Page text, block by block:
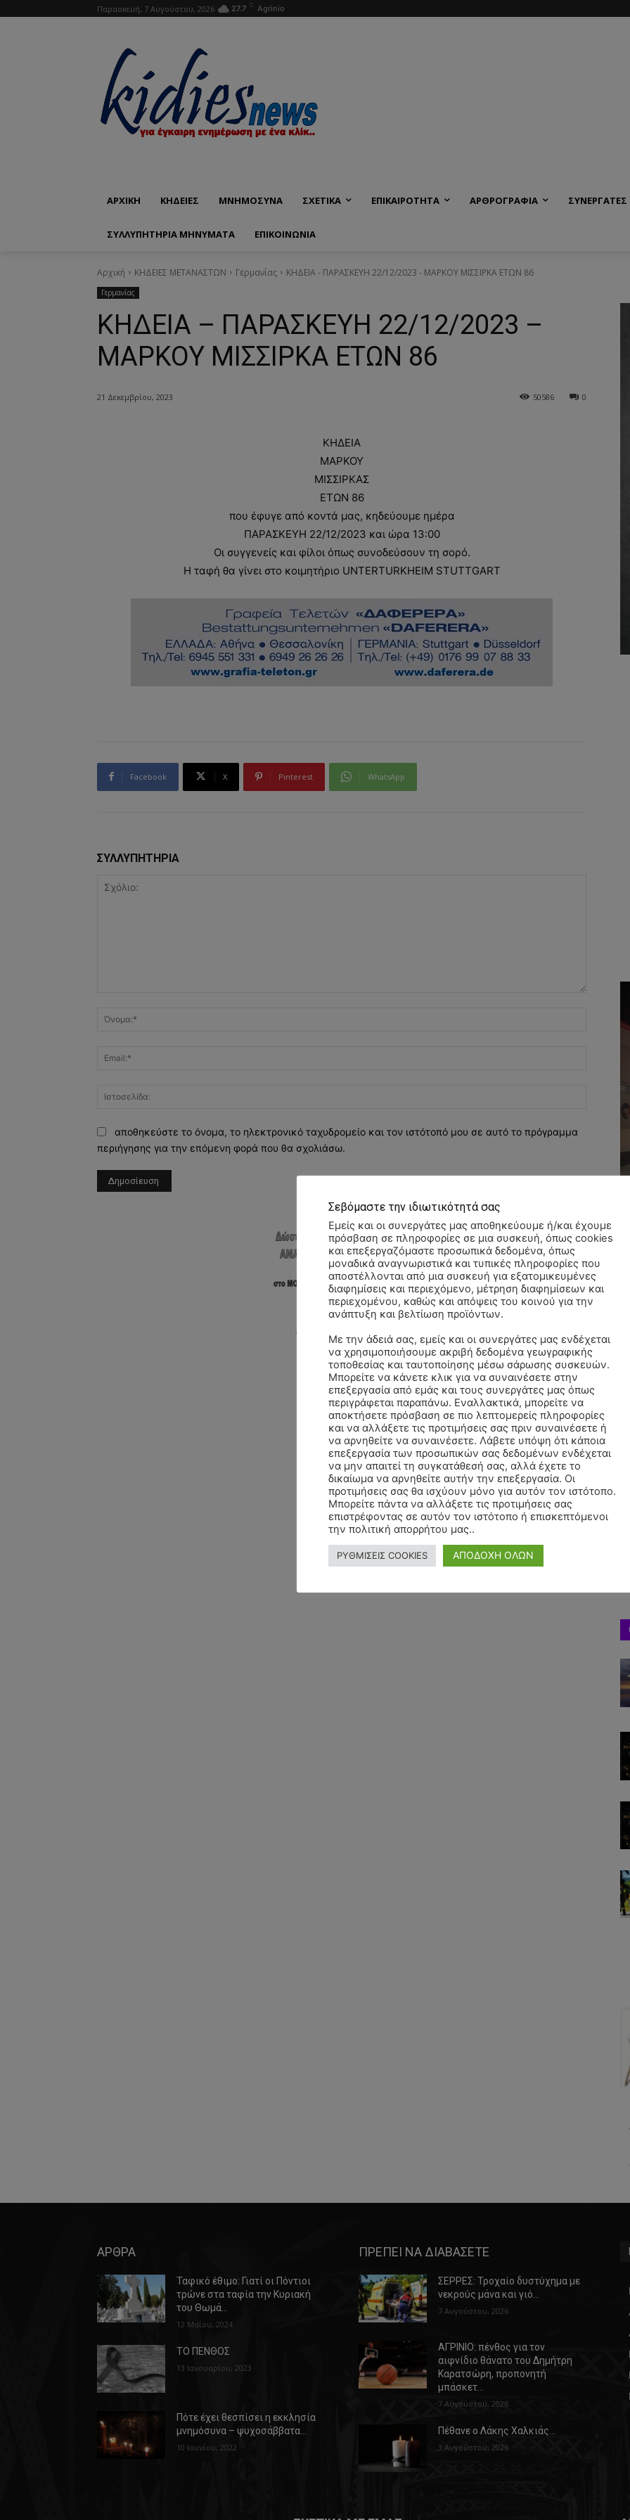
Παρασκευή, 7 Αυγούστου, 2026 27.7 C Agrinio
ΑΡΧΙΚΗ ΚΗΔΕΙΕΣ ΜΝΗΜΟΣΥΝΑ ΣΧΕΤΙΚΑ ΕΠΙΚΑΙΡΟΤΗΤΑ ΑΡΘΡΟΓΡΑΦΙΑ ΣΥΝΕΡΓΑΤΕΣ
ΣΥΛΛΥΠΗΤΗΡΙΑ ΜΗΝΥΜΑΤΑ ΕΠΙΚΟΙΝΩΝΊΑ
Αρχική ΚΗΔΕΙΕΣ ΜΕΤΑΝΑΣΤΩΝ Γερμανίας ΚΗΔΕΙΑ - ΠΑΡΑΣΚΕΥΗ 22/12/2023 - ΜΑΡΚΟΥ ΜΙΣΣΙΡΚΑ ΕΤΩΝ 86
Γερμανίας
ΚΗΔΕΙΑ – ΠΑΡΑΣΚΕΥΗ 22/12/2023 –
ΜΑΡΚΟΥ ΜΙΣΣΙΡΚΑ ΕΤΩΝ 86
21 Δεκεμβρίου, 2023 0
50586
ΚΗΔΕΙΑ
ΜΑΡΚΟΥ
ΜΙΣΣΙΡΚΑΣ
ΕΤΩΝ 86
που έφυγε από κοντά μας, κηδεύουμε ημέρα
ΠΑΡΑΣΚΕΥΗ 22/12/2023 και ώρα 13:00
Οι συγγενείς και φίλοι όπως συνοδεύσουν τη σορό.
Η ταφή θα γίνει στο κοιμητήριο UNTERTURKHEIM STUTTGART
Facebook X Pinterest WhatsApp
ΣΥΛΛΥΠΗΤΗΡΙΑ
αποθηκεύστε το όνομα, το ηλεκτρονικό ταχυδρομείο και τον ιστότοπό μου σε αυτό το πρόγραμμα
περιήγησης για την επόμενη φορά που θα σχολιάσω.
ΑΡΘΡΑ
Ταφικό έθιμο: Γιατί οι Πόντιοι
τρώνε στα ταφία την Κυριακή
του Θωμά…
12 Μαΐου, 2024
ΤΟ ΠΕΝΘΟΣ
13 Ιανουαρίου, 2023
Πότε έχει θεσπίσει η εκκλησία
μνημόσυνα – ψυχοσάββατα…
10 Ιουνίου, 2022
ΠΡΕΠΕΙ ΝΑ ΔΙΑΒΑΣΕΤΕ
ΣΕΡΡΕΣ: Τροχαίο δυστύχημα με
νεκρούς μάνα και γιό…
7 Αυγούστου, 2026
ΑΓΡΙΝΙΟ: πένθος για τον
αιφνίδιο θάνατο του Δημήτρη
Καρατσώρη, προπονητή
μπάσκετ…
7 Αυγούστου, 2026
Πέθανε ο Λάκης Χαλκιάς…
3 Αυγούστου, 2026
Σεβόμαστε την ιδιωτικότητά σας
Εμείς και οι συνεργάτες μας αποθηκεύουμε ή/και έχουμε
πρόσβαση σε πληροφορίες σε μια συσκευή, όπως cookies
και επεξεργαζόμαστε προσωπικά δεδομένα, όπως
μοναδικά αναγνωριστικά και τυπικές πληροφορίες που
αποστέλλονται από μια συσκευή για εξατομικευμένες
διαφημίσεις και περιεχόμενο, μέτρηση διαφημίσεων και
περιεχομένου, καθώς και απόψεις του κοινού για την
ανάπτυξη και βελτίωση προϊόντων.
Με την άδειά σας, εμείς και οι συνεργάτες μας ενδέχεται
να χρησιμοποιήσουμε ακριβή δεδομένα γεωγραφικής
τοποθεσίας και ταυτοποίησης μέσω σάρωσης συσκευών.
Μπορείτε να κάνετε κλικ για να συναινέσετε στην
επεξεργασία από εμάς και τους συνεργάτες μας όπως
περιγράφεται παραπάνω. Εναλλακτικά, μπορείτε να
αποκτήσετε πρόσβαση σε πιο λεπτομερείς πληροφορίες
και να αλλάξετε τις προτιμήσεις σας πριν συναινέσετε ή
να αρνηθείτε να συναινέσετε. Λάβετε υπόψη ότι κάποια
επεξεργασία των προσωπικών σας δεδομένων ενδέχεται
να μην απαιτεί τη συγκατάθεσή σας, αλλά έχετε το
δικαίωμα να αρνηθείτε αυτήν την επεξεργασία. Οι
προτιμήσεις σας θα ισχύουν μόνο για αυτόν τον ιστότοπο.
Μπορείτε πάντα να αλλάξετε τις προτιμήσεις σας
επιστρέφοντας σε αυτόν τον ιστότοπο ή επισκεπτόμενοι
την πολιτική απορρήτου μας..
ΡΥΘΜΙΣΕΙΣ COOKIES ΑΠΟΔΟΧΗ ΟΛΩΝ